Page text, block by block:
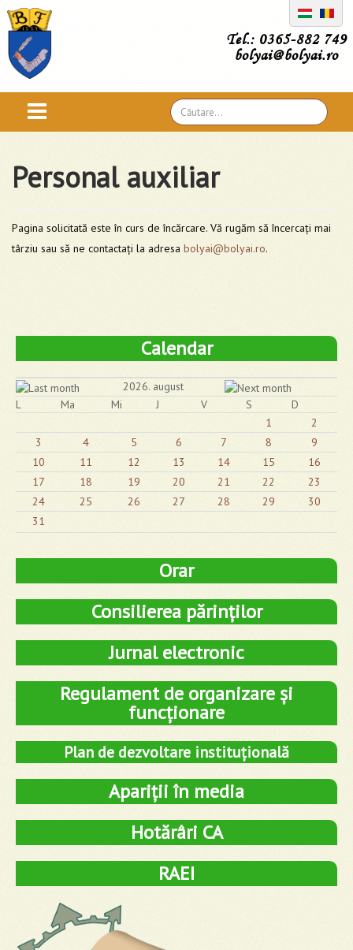
Tel.: 0365-882 749
bolyai@bolyai.ro
Căutare
...
Personal auxiliar
Pagina solicitată este în curs de încărcare. Vă rugăm să încercați mai
târziu sau să ne contactați la adresa bolyai@bolyai.ro.
Calendar
2026. august
L
Ma Mi J V S
D
1
2
3
4 5 6 7 8
9
10
11 12 13 14 15
16
17
18 19 20 21 22
23
24
25 26 27 28 29
30
31
Orar
Consilierea părinților
Jurnal electronic
Regulament de organizare și
funcționare
Plan de dezvoltare instituțională
Apariții în media
Hotărâri CA
RAEI